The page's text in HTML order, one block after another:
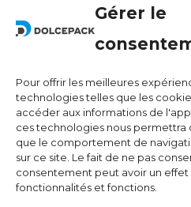
Gérer le
Pour offrir les meilleures
technologies telles que les
accéder aux informations de
ces technologies nous permettra
que le comportement de
sur ce site. Le fait de ne pas
consentement peut avoir un
fonctionnalités et fonctions.
Legal Offices
Ra Strada de Vigna
Operational Offices
Via Sceresa 5
6805 Mezzovico
Contacts